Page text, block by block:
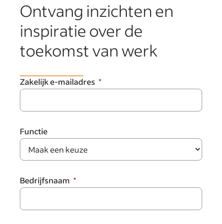
Ontvang inzichten en
inspiratie over de
toekomst van werk
Zakelijk e-mailadres
Functie
Bedrijfsnaam